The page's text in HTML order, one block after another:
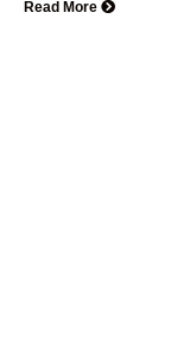
Read More